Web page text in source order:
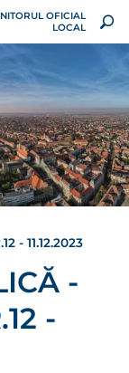
OFICIAL
LOCAL
- 11.12.2023
-
-